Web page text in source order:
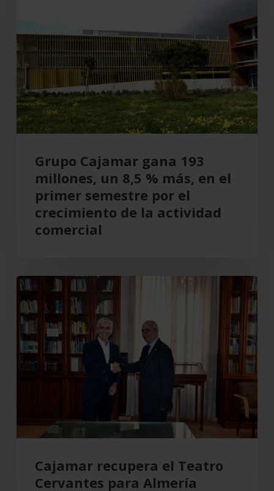
193
millones,
un
8,5
%
más,
en
primer
semestre
crecimiento
actividad
comercial
Grupo Cajamar gana 193
millones, un 8,5 % más, en el
primer semestre por el
crecimiento de la actividad
comercial
Cajamar
recupera
el
Teatro
Cervantes
para
Cajamar recupera el Teatro
Cervantes para Almería